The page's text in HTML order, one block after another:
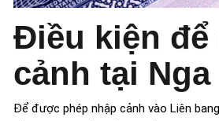
Điều kiện để
cảnh tại Nga
Để được phép nhập cảnh vào Liên